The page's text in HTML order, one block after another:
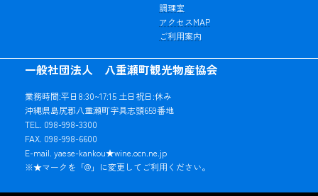
一般社団法人 八重瀬町観光物産協会
業務時間:平日8:30~17:15 土日祝日:休み
沖縄県島尻郡八重瀬町字具志頭659番地
TEL. 098-998-3300
FAX. 098-998-6600
E-mail. yaese-kankou★wine.ocn.ne.jp
※★マークを「@」に変更してご利用ください。
調理室
アクセスMAP
ご利用案内